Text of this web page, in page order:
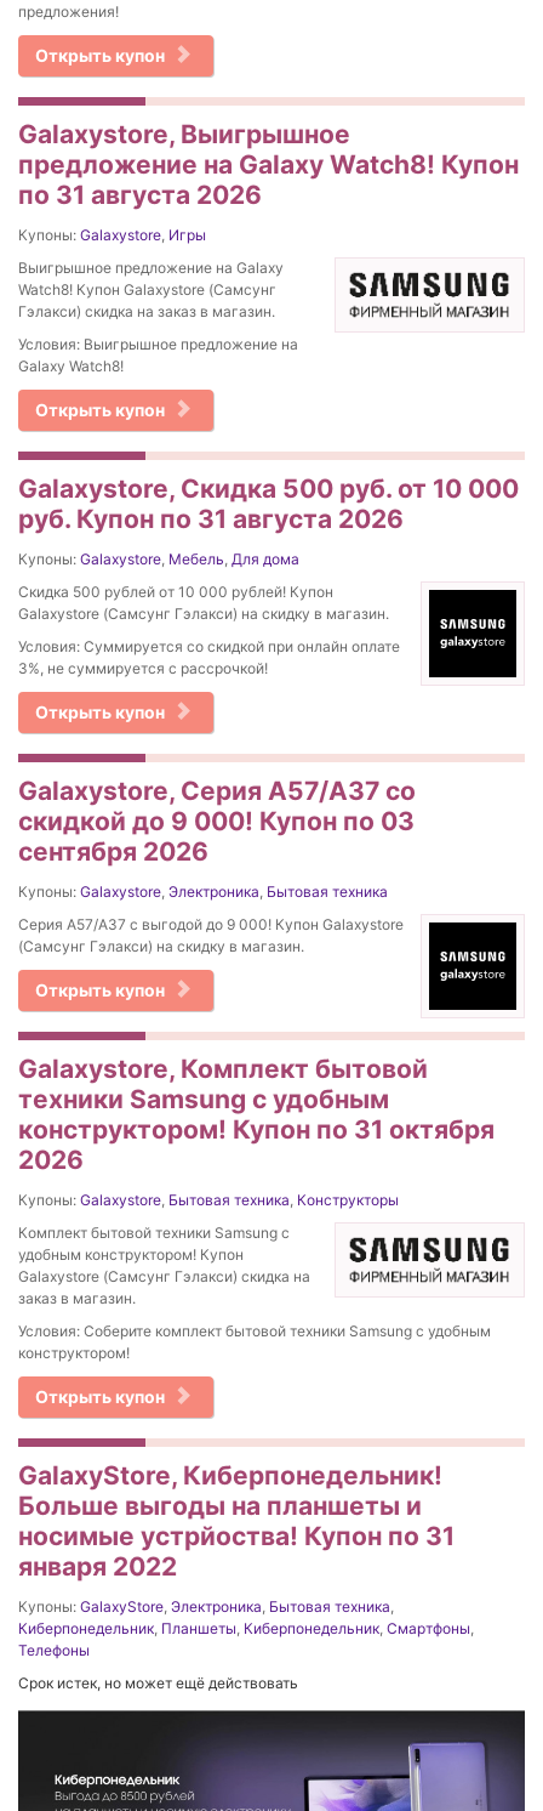
предложения!
Открыть купон
Galaxystore, Выигрышное
предложение на Galaxy Watch8! Купон
по 31 августа 2026
Купоны: Galaxystore, Игры
Выигрышное предложение на Galaxy
Watch8! Купон Galaxystore (Самсунг
Гэлакси) скидка на заказ в магазин.
Условия: Выигрышное предложение на
Galaxy Watch8!
Открыть купон
Galaxystore, Скидка 500 руб. от 10 000
руб. Купон по 31 августа 2026
Купоны: Galaxystore, Мебель, Для дома
Скидка 500 рублей от 10 000 рублей! Купон
Galaxystore (Самсунг Гэлакси) на скидку в магазин.
Условия: Суммируется со скидкой при онлайн оплате
3%, не суммируется с рассрочкой!
Открыть купон
Galaxystore, Серия A57/A37 со
скидкой до 9 000! Купон по 03
сентября 2026
Купоны: Galaxystore, Электроника, Бытовая техника
Серия A57/A37 с выгодой до 9 000! Купон Galaxystore
(Самсунг Гэлакси) на скидку в магазин.
Открыть купон
Galaxystore, Комплект бытовой
техники Samsung с удобным
конструктором! Купон по 31 октября
2026
Купоны: Galaxystore, Бытовая техника, Конструкторы
Комплект бытовой техники Samsung с
удобным конструктором! Купон
Galaxystore (Самсунг Гэлакси) скидка на
заказ в магазин.
Условия: Соберите комплект бытовой техники Samsung с удобным
конструктором!
Открыть купон
GalaxyStore, Киберпонедельник!
Больше выгоды на планшеты и
носимые устрйоства! Купон по 31
января 2022
Купоны: GalaxyStore, Электроника, Бытовая техника,
Киберпонедельник, Планшеты, Киберпонедельник, Смартфоны,
Телефоны
Срок истек, но может ещё действовать